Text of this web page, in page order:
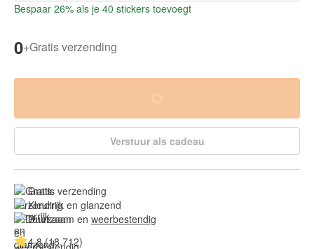
Bespaar 26% als je 40 stickers toevoegt
0+Gratis verzending
Verstuur als cadeau
Gratis verzending
Kleurrijk en glanzend
Duurzaam en weerbestendig
4.8 (18.712)